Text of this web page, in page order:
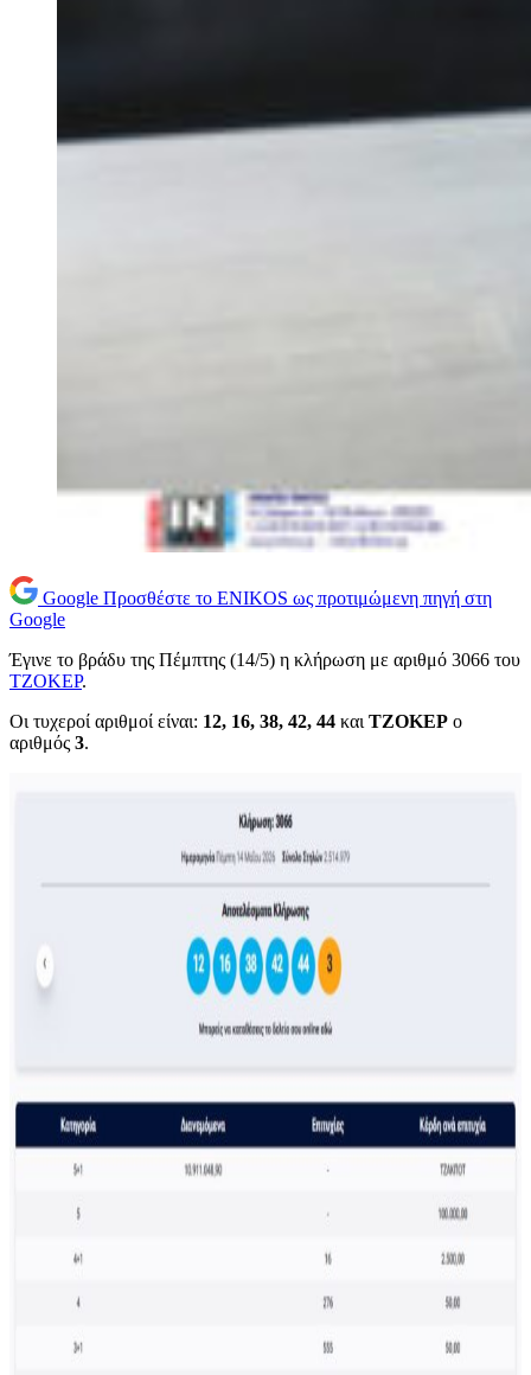
Google Προσθέστε το ENIKOS ως προτιμώμενη πηγή στη
Google
Έγινε το βράδυ της Πέμπτης (14/5) η κλήρωση με αριθμό 3066 του
ΤΖΟΚΕΡ.
Οι τυχεροί αριθμοί είναι: 12, 16, 38, 42, 44 και ΤΖΟΚΕΡ ο
αριθμός 3.